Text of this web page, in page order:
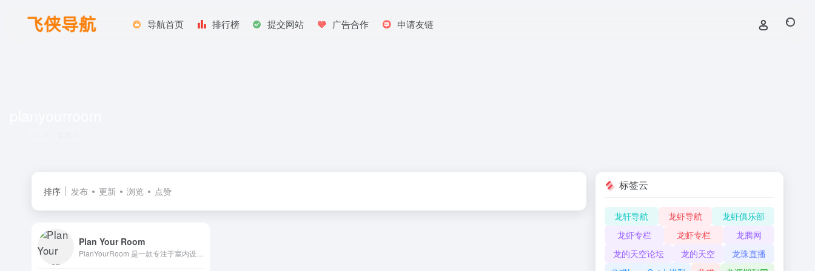
导航首页 排行榜 提交网站 广告合作 申请友链
排序 发布 更新 浏览 点赞
Plan Your Room
标签云
龙轩导航 龙虾导航
龙虾俱乐部
龙虾专栏
龙虾专栏
龙腾网
龙的天空论坛
龙的天空
龙珠直播